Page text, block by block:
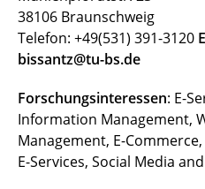
38106 Braunschweig
Telefon: +49(531) 391-3120
bissantz@tu-bs.de
Forschungsinteressen: E-
Information Management,
Management, E-
E-Services, Social Media